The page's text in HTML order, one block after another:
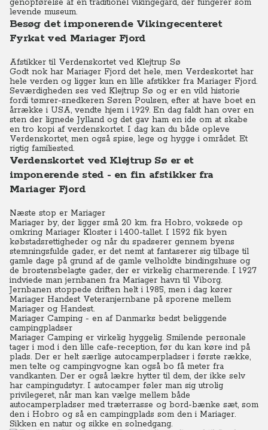
genopførelse af en traditionel vikingegård, der fungerer som
levende museum.
Besøg det imponerende Vikingecenteret
Fyrkat ved Mariager Fjord
Afstikker til Verdenskortet ved Klejtrup Sø
Godt nok har Mariager Fjord det hele, men Verdeskortet har
hele verden og ligger kun en lille afstikker fra Mariager Fjord.
Seværdigheden ses ved Klejtrup Sø og er en vild historie
fordi tømrer-snedkeren Søren Poulsen, efter at have boet en
årrække i USA, vendte hjem i 1929. En dag faldt han over en
sten der lignede Jylland og det gav ham en ide om at skabe
en tro kopi af verdenskortet. I dag kan du både opleve
Verdenskortet, men også spise, lege og hygge i området. Et
rigtig familiested.
Verdenskortet ved Klejtrup Sø er et
imponerende sted - en fin afstikker fra
Mariager Fjord
Næste stop er Mariager
Mariager by, der ligger små 20 km. fra Hobro, voksede op
omkring Mariager Kloster i 1400-tallet. I 1592 fik byen
købstadsrettigheder og når du spadserer gennem byens
stemningsfulde gader, er det nemt at fantaserer sig tilbage til
gamle dage på grund af de gamle velholdte bindingshuse og
de brostensbelagte gader, der er virkelig charmerende. I 1927
indviede man jernbanen fra Mariager havn til Viborg.
Jernbanen stoppede driften helt i 1985, men i dag kører
Mariager Handest Veteranjernbane på sporene mellem
Mariager og Handest.
Mariager Camping - en af Danmarks bedst beliggende
campingpladser
Mariager Camping er virkelig hyggelig. Smilende personale
tager i mod i den lille cafe-reception, før du kan køre ind på
plads. Der er helt særlige autocamperpladser i første række,
men telte og campingvogne kan også bo få meter fra
vandkanten. Der er også lækre hytter til dem, der ikke selv
har campingudstyr. I autocamper føler man sig utrolig
privilegeret, når man kan vælge mellem både
autocamperpladser med træterrasse og bord-bænke sæt, som
den i Hobro og så en campingplads som den i Mariager.
Sikken en natur og sikke en solnedgang.